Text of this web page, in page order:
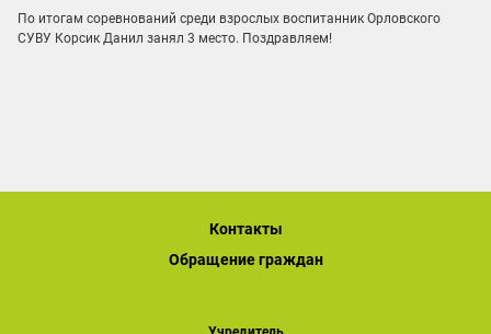
По итогам соревнований среди взрослых воспитанник Орловского
СУВУ Корсик Данил занял 3 место. Поздравляем!
Контакты
Обращение граждан